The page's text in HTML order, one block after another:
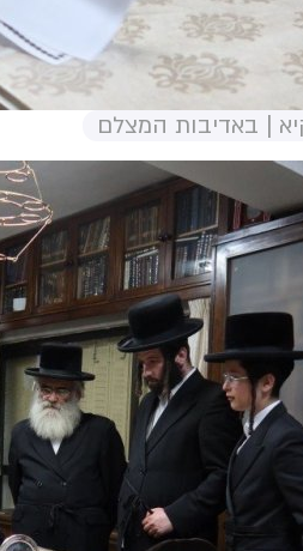
| באדיבות המצלם